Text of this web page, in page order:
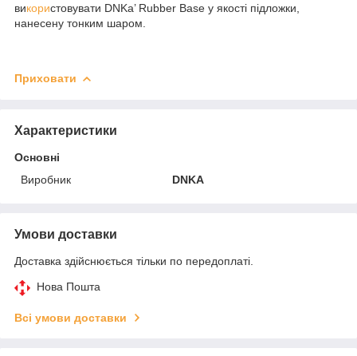
використовувати DNKa’ Rubber Base у якості підложки,
нанесену тонким шаром.
Приховати
Характеристики
Основні
Виробник
DNKA
Умови доставки
Доставка здійснюється тільки по передоплаті.
Нова Пошта
Всі умови доставки